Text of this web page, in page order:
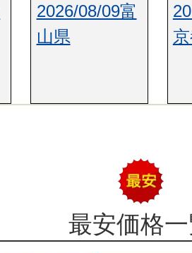
2026/08/09富
山県
最安価格